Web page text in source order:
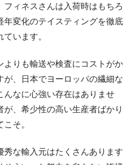
フィネスさんは入荷時はもちろ
年変化のテイスティングを徹底
います。
よりも輸送や検査にコストがか
、日本でヨーロッパの繊細な
んなに心強い存在はありませ
、希少性の高い生産者ばかり
そ。
秀な輸入元はたくさんあります